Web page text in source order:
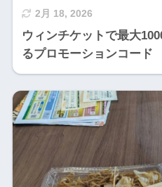
2月 18, 2026
ウィンチケットで最大
るプロモーションコード